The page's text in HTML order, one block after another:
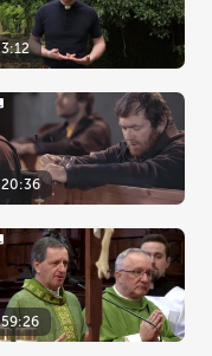
3:12
20:36
59:26